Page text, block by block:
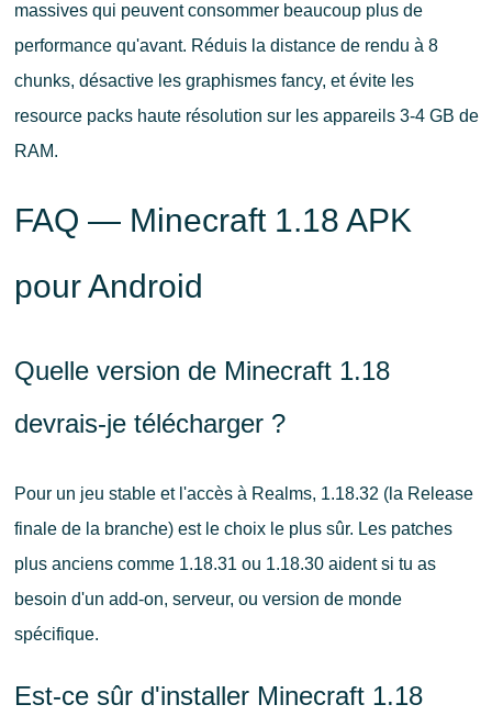
massives qui peuvent consommer beaucoup plus de
performance qu'avant. Réduis la distance de rendu à 8
chunks, désactive les graphismes fancy, et évite les
resource packs haute résolution sur les appareils 3-4 GB de
RAM.
FAQ — Minecraft 1.18 APK
pour Android
Quelle version de Minecraft 1.18
devrais-je télécharger ?
Pour un jeu stable et l'accès à Realms, 1.18.32 (la Release
finale de la branche) est le choix le plus sûr. Les patches
plus anciens comme 1.18.31 ou 1.18.30 aident si tu as
besoin d'un add-on, serveur, ou version de monde
spécifique.
Est-ce sûr d'installer Minecraft 1.18